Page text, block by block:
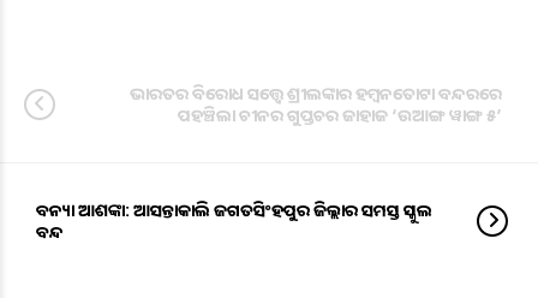
ଭାରତର ବିରୋଧ ସତ୍ତ୍ୱେ ଶ୍ରୀଲଙ୍କାର ହମ୍ବନତୋଟା ବନ୍ଦରରେ
ପହଞ୍ଚିଲା ଚୀନର ଗୁପ୍ତଚର ଜାହାଜ ‘ଉଆଙ୍ଗ ୱାଙ୍ଗ ୫’
ବନ୍ୟା ଆଶଙ୍କା: ଆସନ୍ତାକାଲି ଜଗତସିଂହପୁର ଜିଲ୍ଲାର ସମସ୍ତ ସ୍କୁଲ
ବନ୍ଦ